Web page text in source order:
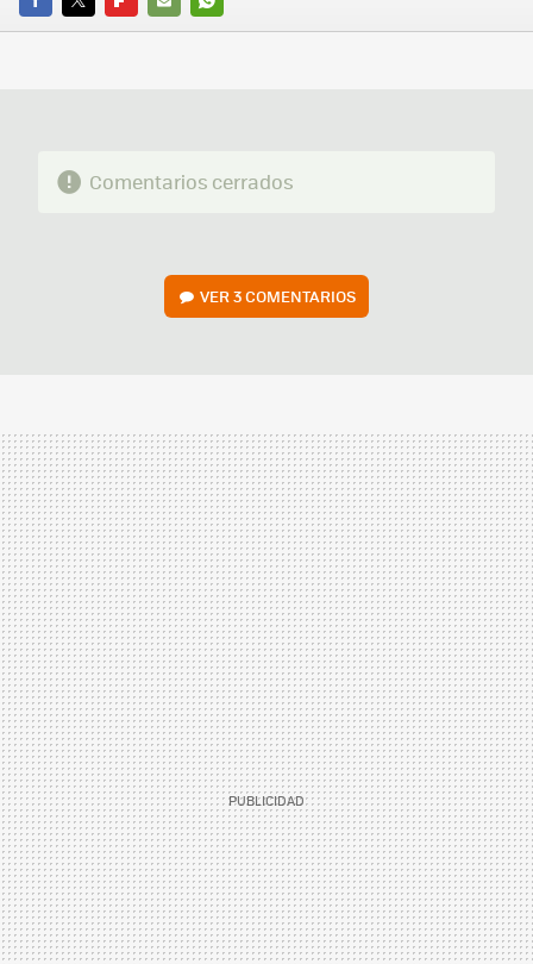
FACEBOOK
TWITTERFLIPBOARD
E-
WHATSAPP
Comentarios cerrados
VER3 COMENTARIOS